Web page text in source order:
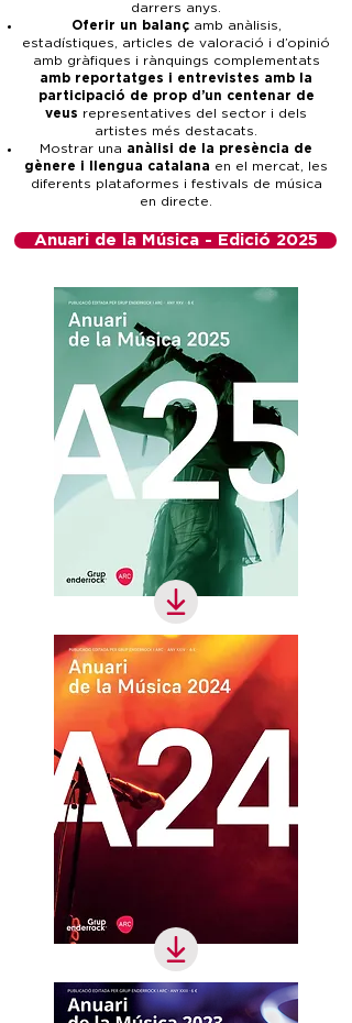
darrers anys.
Oferir un balançamb anàlisis,
estadístiques, articles de valoració i d’opinió
amb gràfiques i rànquings complementats
amb reportatges i entrevistes amb la
participació de prop d’un centenar de
veus representatives del sector i dels
artistes més destacats.
Mostrar una anàlisi de la presència de
gènere i llengua catalana en el mercat, les
diferents plataformes i festivals de música
en directe.
Anuari de la Música - Edició 2025